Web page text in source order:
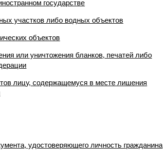
государстве
участков либо водных объектов
объектов
или уничтожения бланков, печатей либо
лицу, содержащемуся в месте лишения
удостоверяющего личность гражданина